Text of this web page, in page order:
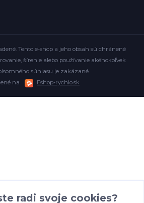
Tento e-shop a jeho obsah sú chránené
šírenie alebo používanie akéhokoľvek
súhlasu je zakázané.
na
Eshop-rychlo.sk
radi svoje cookies?